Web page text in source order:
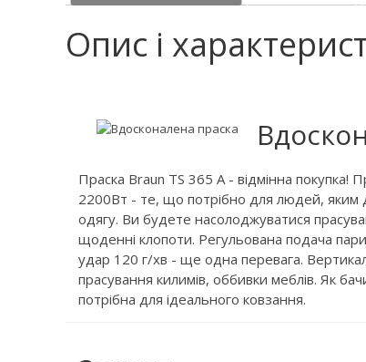
Опис і
Праска Braun TS 365 A - відмінна покупка!
2200Вт - те, що потрібно для людей, яким
одягу. Ви будете насолоджуватися
щоденні клопоти. Регульована подача
удар 120 г/хв - ще одна перевага.
прасування килимів, оббивки меблів. Як
потрібна для ідеального ковзання.